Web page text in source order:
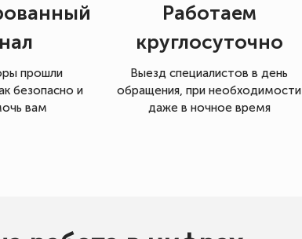
прошли
безопасно и
вам
Работаем
круглосуточно
Выезд специалистов в день
обращения, при необходимости
даже в ночное время